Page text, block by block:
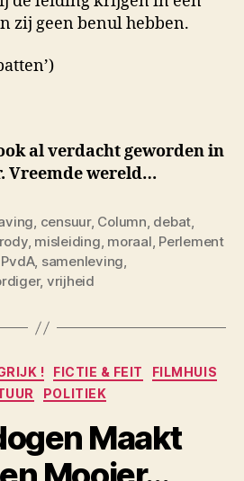
zij geen benul hebben.
al verdacht geworden in
Vreemde wereld…
, censuur, Column, debat,
, misleiding, moraal, Perlement
PvdA, samenleving,
, vrijheid
Categorieën
! FICTIE & FEIT
FILMHUIS
POLITIEK
Maakt